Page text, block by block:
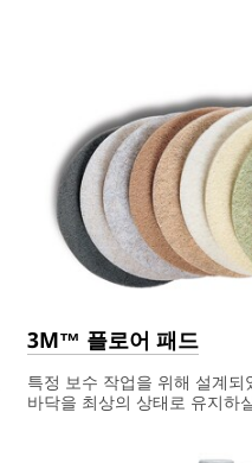
3M™ 플로어 패드
특정 보수 작업을 위해 설계
바닥을 최상의 상태로 유지하